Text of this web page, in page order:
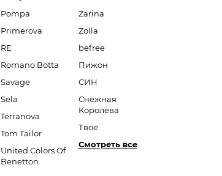
Pompa
Primerova
RE
Romano Botta
Savage
Sela
Terranova
Tom Tailor
United Colors Of
Benetton
Zarina
Zolla
befree
Пижон
СИН
Снежная
Королева
Твое
Смотреть все